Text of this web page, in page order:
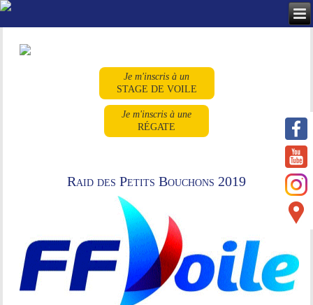
Je m'inscris à un
STAGE DE VOILE
Je m'inscris à une
RÉGATE
Raid des Petits Bouchons 2019